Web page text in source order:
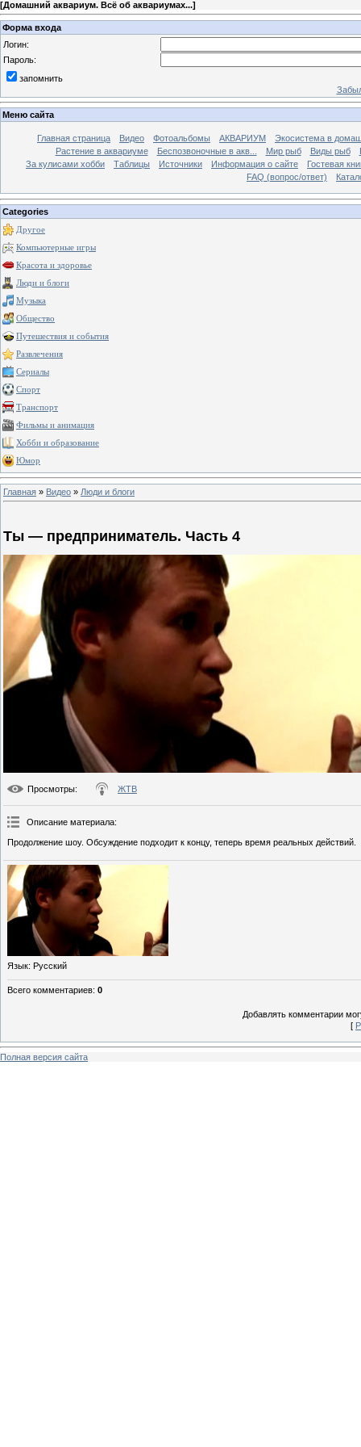
[Домашний аквариум. Всё об аквариумах...]
Форма входа
Логин:
Пароль:
запомнить
Меню сайта
Главная страница Видео Фотоальбомы АКВАРИУМ
Экосистема в
Растение в аквариуме
Беспозвоночные в акв... Мир рыб Виды рыб
За кулисами хобби
Таблицы Источники Информация о сайте
Гостевая
FAQ (вопрос/ответ)
Categories
Другое
Компьютерные игры
Красота и здоровье
Люди и блоги
Музыка
Общество
Путешествия и события
Развлечения
Сериалы
Спорт
Транспорт
Фильмы и анимация
Хобби и образование
Юмор
Главная » Видео » Люди и блоги
Ты — предприниматель. Часть 4
Просмотры: ЖТВ
Описание материала:
Продолжение шоу. Обсуждение подходит к концу, теперь время реальных действий.
Язык: Русский
Всего комментариев: 0
Добавлять комментарии
[
Полная версия сайта